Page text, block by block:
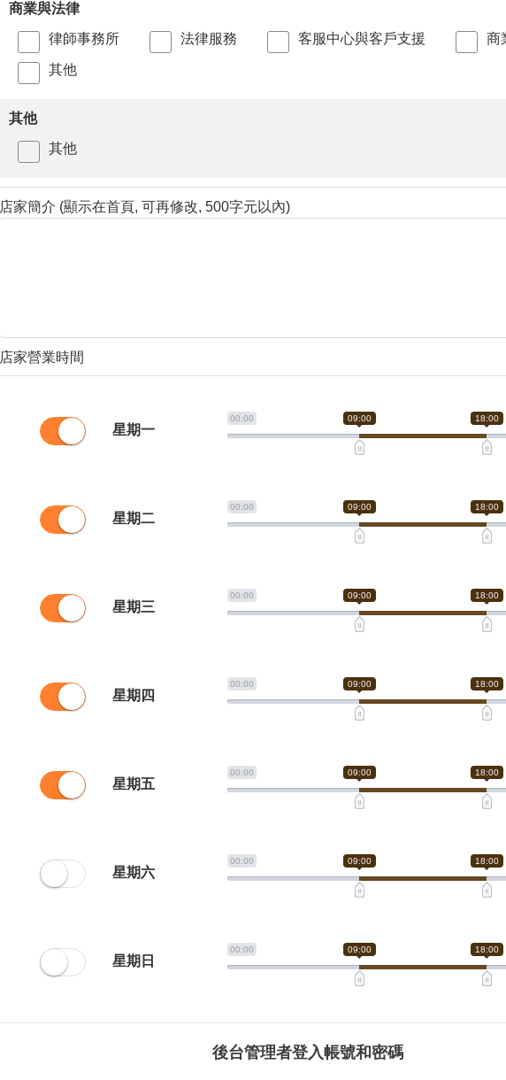
商業與法律
律師事務所
法律服務 客服中心與客戶支援 商
其他
其他
其他
店家簡介 (顯示在首頁, 可再修改, 500字元以內)
店家營業時間
星期一
00:00 09:00 18:00
星期二
00:00 09:00 18:00
星期三
00:00 09:00 18:00
星期四
00:00 09:00 18:00
星期五
00:00 09:00 18:00
星期六
00:00 09:00 18:00
星期日
00:00 09:00 18:00
後台管理者登入帳號和密碼